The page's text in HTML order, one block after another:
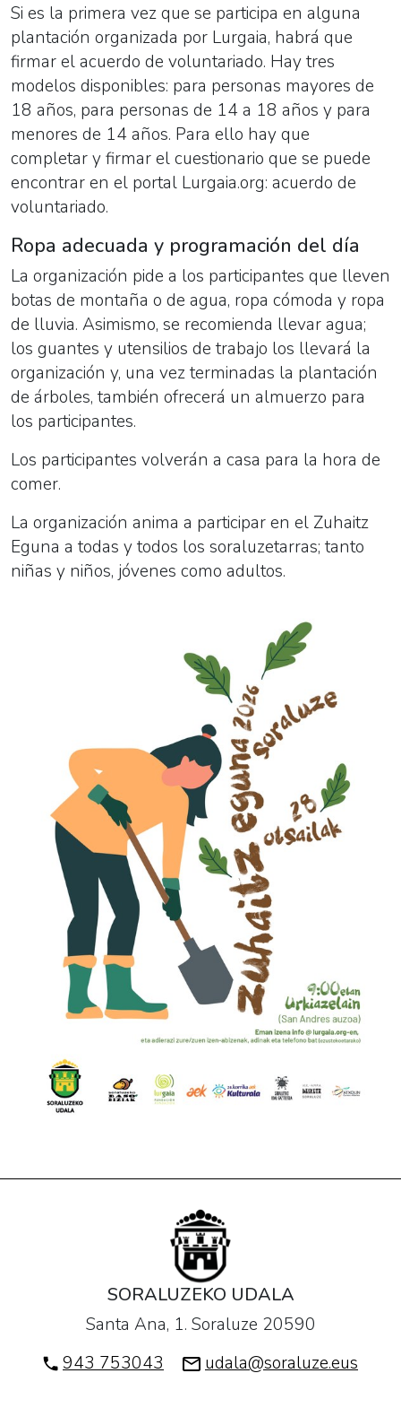
Si es la primera vez que se participa en alguna
plantación organizada por Lurgaia, habrá que
firmar el acuerdo de voluntariado. Hay tres
modelos disponibles: para personas mayores de
18 años, para personas de 14 a 18 años y para
menores de 14 años. Para ello hay que
completar y firmar el cuestionario que se puede
encontrar en el portal Lurgaia.org: acuerdo de
voluntariado.
Ropa adecuada y programación del día
La organización pide a los participantes que lleven
botas de montaña o de agua, ropa cómoda y ropa
de lluvia. Asimismo, se recomienda llevar agua;
los guantes y utensilios de trabajo los llevará la
organización y, una vez terminadas la plantación
de árboles, también ofrecerá un almuerzo para
los participantes.
Los participantes volverán a casa para la hora de
comer.
La organización anima a participar en el Zuhaitz
Eguna a todas y todos los soraluzetarras; tanto
niñas y niños, jóvenes como adultos.
SORALUZEKO UDALA
Santa Ana, 1. Soraluze 20590
943 753043
udala@soraluze.eus